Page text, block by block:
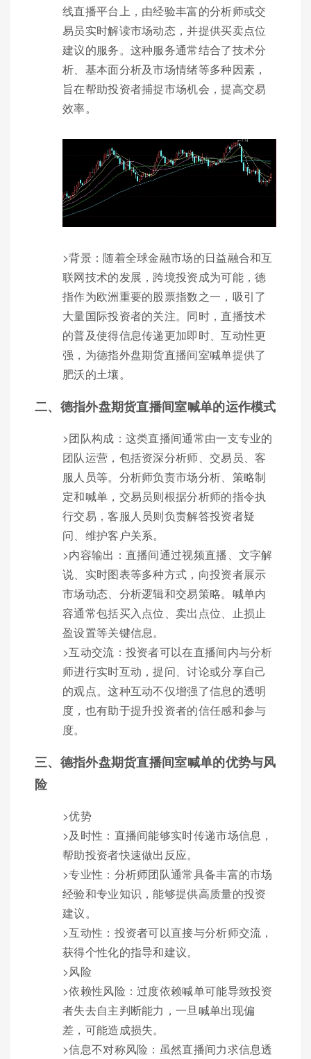
线直播平台上，由经验丰富的分析师或交
易员实时解读市场动态，并提供买卖点位
建议的服务。这种服务通常结合了技术分
析、基本面分析及市场情绪等多种因素，
旨在帮助投资者捕捉市场机会，提高交易
效率。
>背景：随着全球金融市场的日益融合和互
联网技术的发展，跨境投资成为可能，德
指作为欧洲重要的股票指数之一，吸引了
大量国际投资者的关注。同时，直播技术
的普及使得信息传递更加即时、互动性更
强，为德指外盘期货直播间室喊单提供了
肥沃的土壤。
二、德指外盘期货直播间室喊单的运作模式
>团队构成：这类直播间通常由一支专业的
团队运营，包括资深分析师、交易员、客
服人员等。分析师负责市场分析、策略制
定和喊单，交易员则根据分析师的指令执
行交易，客服人员则负责解答投资者疑
问、维护客户关系。
>内容输出：直播间通过视频直播、文字解
说、实时图表等多种方式，向投资者展示
市场动态、分析逻辑和交易策略。喊单内
容通常包括买入点位、卖出点位、止损止
盈设置等关键信息。
>互动交流：投资者可以在直播间内与分析
师进行实时互动，提问、讨论或分享自己
的观点。这种互动不仅增强了信息的透明
度，也有助于提升投资者的信任感和参与
度。
三、德指外盘期货直播间室喊单的优势与风
险
>优势
>及时性：直播间能够实时传递市场信息，
帮助投资者快速做出反应。
>专业性：分析师团队通常具备丰富的市场
经验和专业知识，能够提供高质量的投资
建议。
>互动性：投资者可以直接与分析师交流，
获得个性化的指导和建议。
>风险
>依赖性风险：过度依赖喊单可能导致投资
者失去自主判断能力，一旦喊单出现偏
差，可能造成损失。
>信息不对称风险：虽然直播间力求信息透